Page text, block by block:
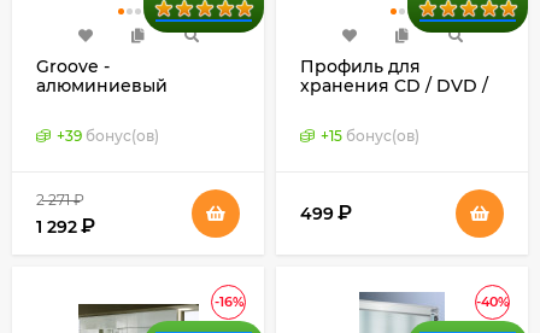
Groove -
алюминиевый
для кухни (Schuco,
Германия),
+39 бонус(ов)
2 271 ₽
1 292₽
Профиль для
хранения CD / DVD /
Германия)
+15 бонус(ов)
499₽
-16% -40%